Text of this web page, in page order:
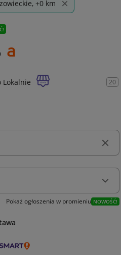
+0 km
Lokalnie 20
Pokaż ogłoszenia w promieniu NOWOŚĆ!